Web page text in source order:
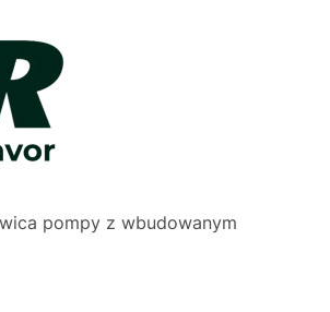
pompy z wbudowanym